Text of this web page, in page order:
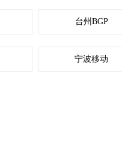
台州BGP
宁波移动